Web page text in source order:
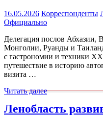
16.05.2026 Корреспонденты
Официально
Делегация послов Абхазии,
Монголии, Руанды и
с гастрономии и техники
путешествие в историю
визита …
Читать далее
Ленобласть